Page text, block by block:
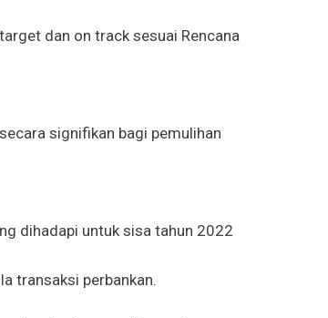
dan on track sesuai Rencana
signifikan bagi pemulihan
dihadapi untuk sisa tahun 2022
transaksi perbankan.